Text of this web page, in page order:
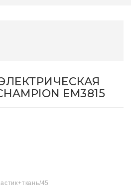
EM3815
45